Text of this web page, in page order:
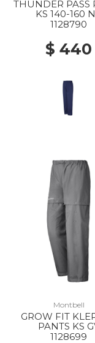
THUNDER PASS
KS 140-160
1128790
$ 440
Montbell
GROW FIT
PANTS KS
1128699